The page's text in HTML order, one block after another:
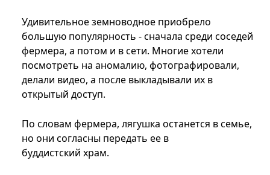
Удивительное земноводное приобрело
большую популярность - сначала среди соседей
фермера, а потом и в сети. Многие хотели
посмотреть на аномалию, фотографировали,
делали видео, а после выкладывали их в
открытый доступ.
По словам фермера, лягушка останется в семье,
но они согласны передать ее в
буддистский храм.